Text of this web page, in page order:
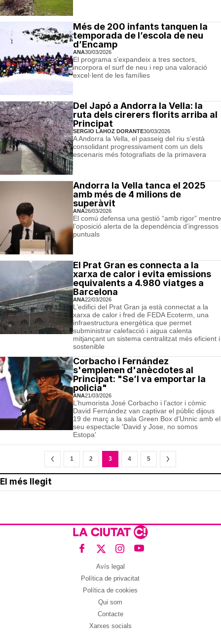
Més de 200 infants tanquen la
temporada de l’escola de neu
d’Encamp
ANA30/03/2026
El programa s’expandeix a tres sectors,
incorpora el surf de neu i rep una valoració
excel·lent de les famílies
Del Japó a Andorra la Vella: la
ruta dels cirerers florits arriba al
Principat
SERGIO LAHOZ DORANTE30/03/2026
A Andorra la Vella, el passeig del riu s'està
consolidant progressivament com un dels
escenaris més fotografiats de la primavera
Andorra la Vella tanca el 2025
amb més de 4 milions de
superàvit
ANA26/03/2026
El comú defensa una gestió “amb rigor” mentre
l’oposició alerta de la dependència d’ingressos
puntuals
El Prat Gran es connecta a la
xarxa de calor i evita emissions
equivalents a 4.980 viatges a
Barcelona
ANA22/03/2026
L’edifici del Prat Gran ja està connectat a la
xarxa de calor i fred de FEDA Ecoterm, una
infraestructura energètica que permet
subministrar calefacció i aigua calenta
mitjançant un sistema centralitzat més eficient i
sostenible
Corbacho i Fernández
s'emplenen d'anècdotes al
Principat: "Se’l va emportar la
policia"
ANA21/03/2026
L’humorista José Corbacho i l’actor i còmic
David Fernández van captivar el públic dijous
19 de març a la sala Green Box d’Unnic amb el
seu espectacle 'David y Jose, no somos
Estopa'
1 2 3 4 5
El més llegit
Avís legal
Política de privacitat
Política de cookies
Qui som
Contacte
Xarxes socials